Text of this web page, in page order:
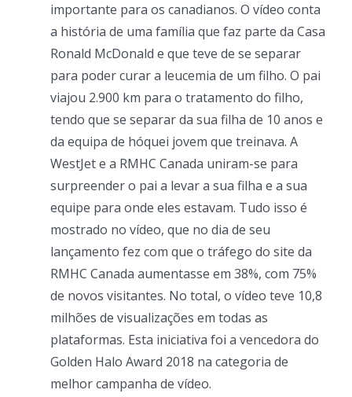
importante para os canadianos. O vídeo conta
a história de uma família que faz parte da Casa
Ronald McDonald e que teve de se separar
para poder curar a leucemia de um filho. O pai
viajou 2.900 km para o tratamento do filho,
tendo que se separar da sua filha de 10 anos e
da equipa de hóquei jovem que treinava. A
WestJet e a RMHC Canada uniram-se para
surpreender o pai a levar a sua filha e a sua
equipe para onde eles estavam. Tudo isso é
mostrado no vídeo, que no dia de seu
lançamento fez com que o tráfego do site da
RMHC Canada aumentasse em 38%, com 75%
de novos visitantes. No total, o vídeo teve 10,8
milhões de visualizações em todas as
plataformas. Esta iniciativa foi a vencedora do
Golden Halo Award 2018 na categoria de
melhor campanha de vídeo.